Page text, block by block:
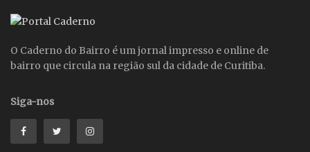
O Caderno do Bairro é um jornal impresso e online de
bairro que circula na região sul da cidade de Curitiba.
Siga-nos